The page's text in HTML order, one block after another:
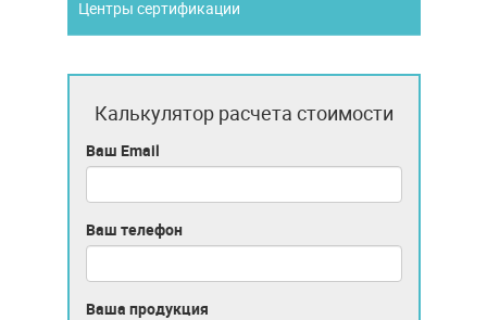
Центры сертификации
Калькулятор расчета стоимости
Ваш Email
Ваш телефон
Ваша продукция